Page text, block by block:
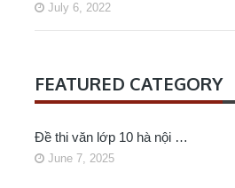
July 6, 2022
FEATURED CATEGORY
Đề thi văn lớp 10 hà nội …
June 7, 2025